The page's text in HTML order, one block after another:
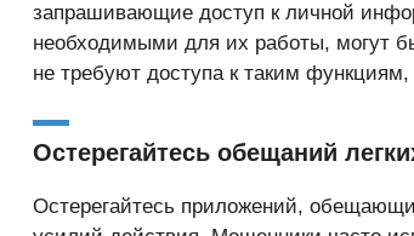
запрашивающие доступ к личной
необходимыми для их работы, могут
не требуют доступа к таким функциям,
Остерегайтесь обещаний
Остерегайтесь приложений,